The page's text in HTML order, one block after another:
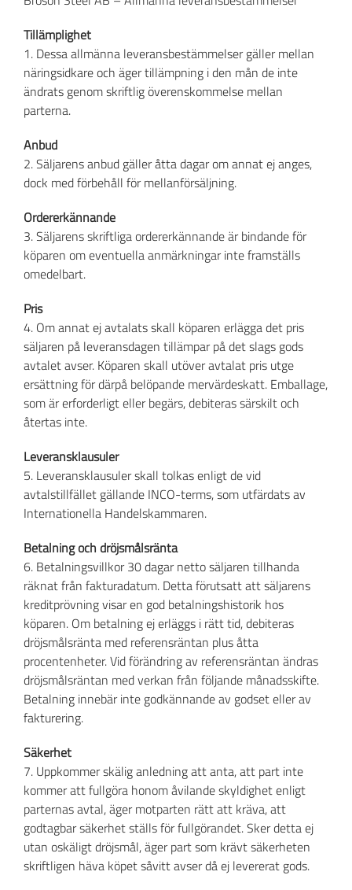
Tillämplighet
1. Dessa allmänna leveransbestämmelser gäller mellan
näringsidkare och äger tillämpning i den mån de inte
ändrats genom skriftlig överenskommelse mellan
parterna.
Anbud
2. Säljarens anbud gäller åtta dagar om annat ej anges,
dock med förbehåll för mellanförsäljning.
Ordererkännande
3. Säljarens skriftliga ordererkännande är bindande för
köparen om eventuella anmärkningar inte framställs
omedelbart.
Pris
4. Om annat ej avtalats skall köparen erlägga det pris
säljaren på leveransdagen tillämpar på det slags gods
avtalet avser. Köparen skall utöver avtalat pris utge
ersättning för därpå belöpande mervärdeskatt. Emballage,
som är erforderligt eller begärs, debiteras särskilt och
återtas inte.
Leveransklausuler
5. Leveransklausuler skall tolkas enligt de vid
avtalstillfället gällande INCO-terms, som utfärdats av
Internationella Handelskammaren.
Betalning och dröjsmålsränta
6. Betalningsvillkor 30 dagar netto säljaren tillhanda
räknat från fakturadatum. Detta förutsatt att säljarens
kreditprövning visar en god betalningshistorik hos
köparen. Om betalning ej erläggs i rätt tid, debiteras
dröjsmålsränta med referensräntan plus åtta
procentenheter. Vid förändring av referensräntan ändras
dröjsmålsräntan med verkan från följande månadsskifte.
Betalning innebär inte godkännande av godset eller av
fakturering.
Säkerhet
7. Uppkommer skälig anledning att anta, att part inte
kommer att fullgöra honom åvilande skyldighet enligt
parternas avtal, äger motparten rätt att kräva, att
godtagbar säkerhet ställs för fullgörandet. Sker detta ej
utan oskäligt dröjsmål, äger part som krävt säkerheten
skriftligen häva köpet såvitt avser då ej levererat gods.